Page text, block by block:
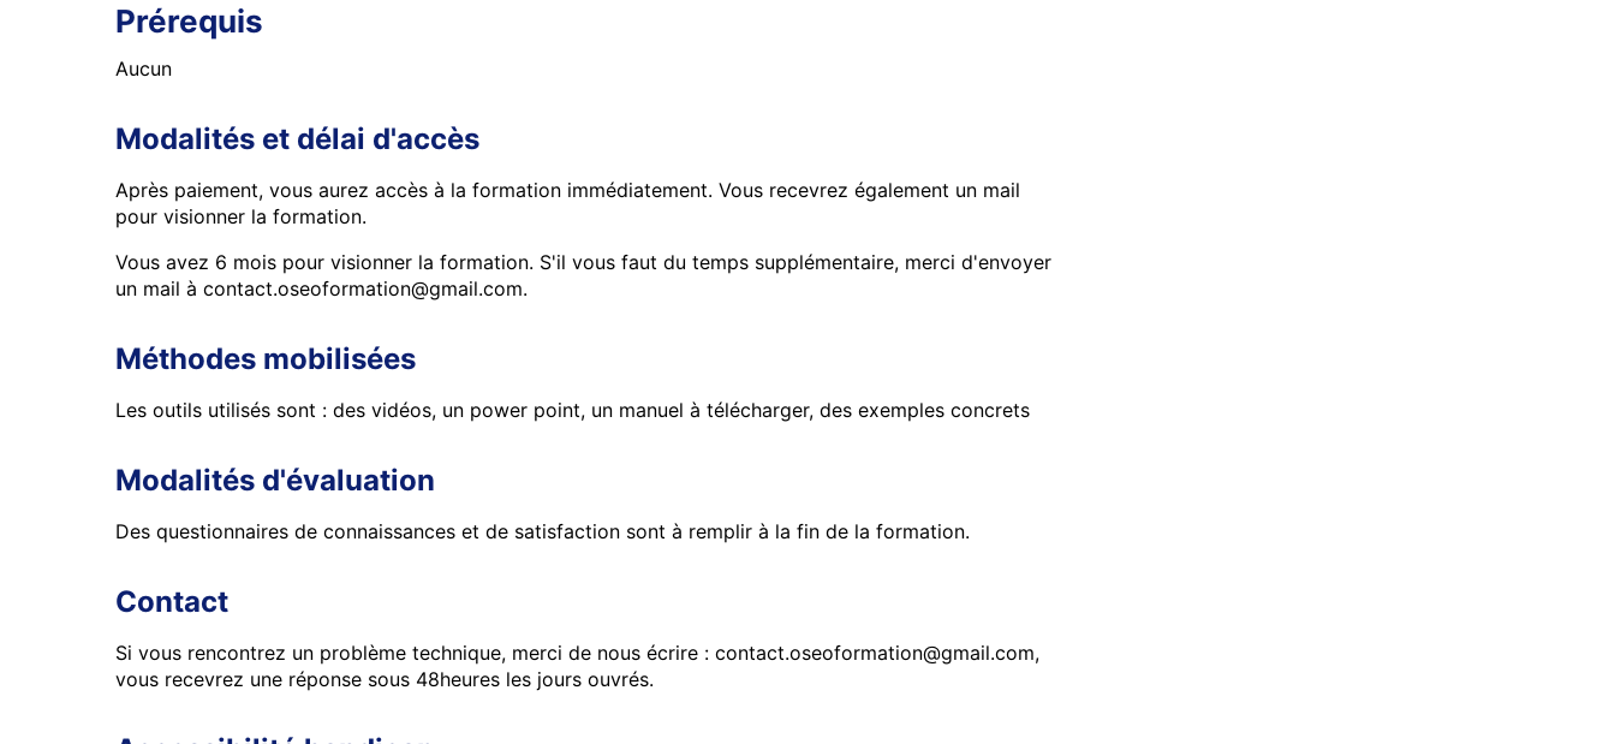
Prérequis
Aucun
Modalités et délai d'accès
Après paiement, vous aurez accès à la formation immédiatement. Vous recevrez également un mail
pour visionner la formation.
Vous avez 6 mois pour visionner la formation. S'il vous faut du temps supplémentaire, merci d'envoyer
un mail à contact.oseoformation@gmail.com.
Méthodes mobilisées
Les outils utilisés sont : des vidéos, un power point, un manuel à télécharger, des exemples concrets
Modalités d'évaluation
Des questionnaires de connaissances et de satisfaction sont à remplir à la fin de la formation.
Contact
Si vous rencontrez un problème technique, merci de nous écrire : contact.oseoformation@gmail.com,
vous recevrez une réponse sous 48heures les jours ouvrés.